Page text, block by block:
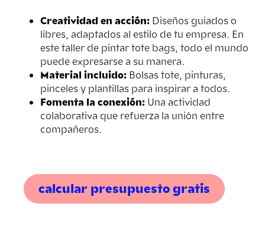
Creatividad en acción: Diseños guiados o
libres, adaptados al estilo de tu empresa. En
este taller de pintar tote bags, todo el mundo
puede expresarse a su manera.
Material incluido: Bolsas tote, pinturas,
pinceles y plantillas para inspirar a todos.
Fomenta la conexión: Una actividad
colaborativa que refuerza la unión entre
compañeros.
calcular presupuesto gratis